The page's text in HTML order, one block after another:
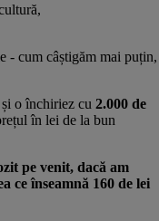
- cum câștigăm mai puțin,
o închiriez cu 2.000 de
în lei de la bun
pe venit, dacă am
ce înseamnă 160 de lei